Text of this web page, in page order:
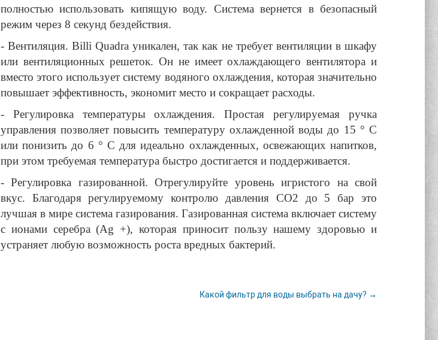
полностью использовать кипящую воду. Система вернется в безопасный
режим через 8 секунд бездействия.
- Вентиляция. Billi Quadra уникален, так как не требует вентиляции в шкафу
или вентиляционных решеток. Он не имеет охлаждающего вентилятора и
вместо этого использует систему водяного охлаждения, которая значительно
повышает эффективность, экономит место и сокращает расходы.
- Регулировка температуры охлаждения. Простая регулируемая ручка
управления позволяет повысить температуру охлажденной воды до 15 ° C
или понизить до 6 ° C для идеально охлажденных, освежающих напитков,
при этом требуемая температура быстро достигается и поддерживается.
- Регулировка газированной. Отрегулируйте уровень игристого на свой
вкус. Благодаря регулируемому контролю давления CO2 до 5 бар это
лучшая в мире система газирования. Газированная система включает систему
с ионами серебра (Ag +), которая приносит пользу нашему здоровью и
устраняет любую возможность роста вредных бактерий.
Какой фильтр для воды выбрать на дачу? →